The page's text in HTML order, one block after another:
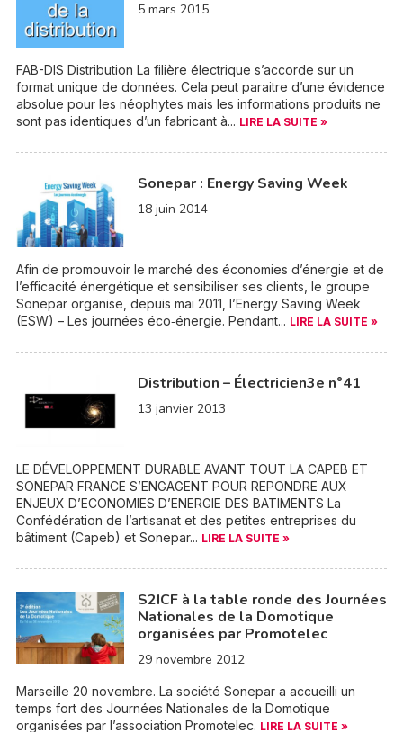
5 mars 2015
FAB-DIS Distribution La filière électrique s’accorde sur un
format unique de données. Cela peut paraitre d’une évidence
absolue pour les néophytes mais les informations produits ne
sont pas identiques d’un fabricant à... LIRE LA SUITE »
Sonepar : Energy Saving Week
18 juin 2014
Afin de promouvoir le marché des économies d’énergie et de
l’efficacité énergétique et sensibiliser ses clients, le groupe
Sonepar organise, depuis mai 2011, l’Energy Saving Week
(ESW) – Les journées éco‐énergie. Pendant... LIRE LA SUITE »
Distribution – Électricien3e n°41
13 janvier 2013
LE DÉVELOPPEMENT DURABLE AVANT TOUT LA CAPEB ET
SONEPAR FRANCE S’ENGAGENT POUR REPONDRE AUX
ENJEUX D’ECONOMIES D’ENERGIE DES BATIMENTS La
Confédération de l’artisanat et des petites entreprises du
bâtiment (Capeb) et Sonepar... LIRE LA SUITE »
S2ICF à la table ronde des Journées
Nationales de la Domotique
organisées par Promotelec
29 novembre 2012
Marseille 20 novembre. La société Sonepar a accueilli un
temps fort des Journées Nationales de la Domotique
organisées par l’association Promotelec. LIRE LA SUITE »